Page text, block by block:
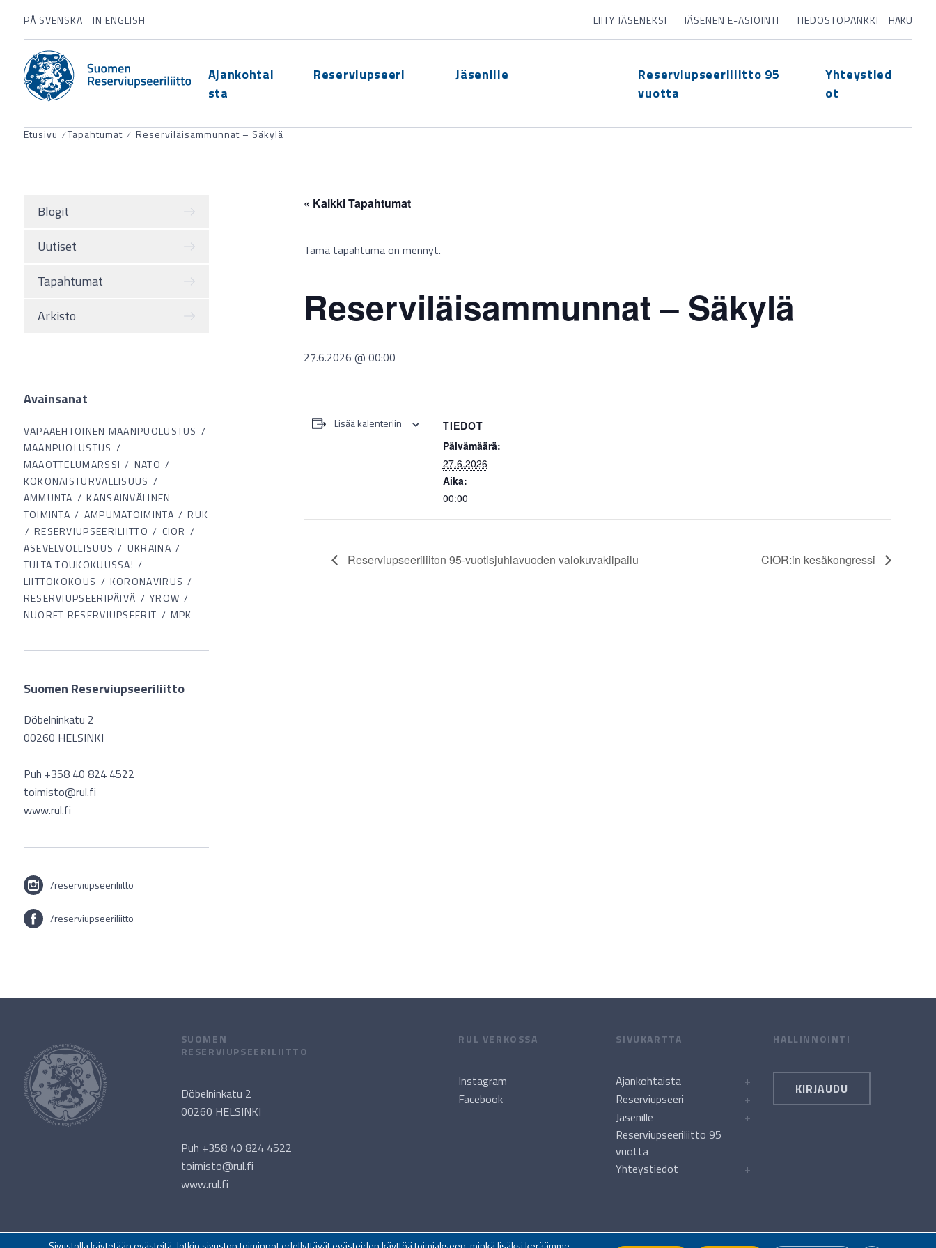
PÅ SVENSKA IN ENGLISH LIITY JÄSENEKSI JÄSENEN E-ASIOINTI TIEDOSTOPANKKI HAKU
Ajankohtai
sta
Reserviupseeri Jäsenille
Reserviupseeriliitto 95
vuotta
Yhteystied
ot
Etusivu ⁄Tapahtumat ⁄ Reserviläisammunnat – Säkylä
Blogit
Uutiset
Tapahtumat
Arkisto
Avainsanat
VAPAAEHTOINEN MAANPUOLUSTUS
MAANPUOLUSTUS
MAAOTTELUMARSSI
NATO
KOKONAISTURVALLISUUS
AMMUNTA
KANSAINVÄLINEN
TOIMINTA
AMPUMATOIMINTA
RUK
RESERVIUPSEERILIITTO
CIOR
ASEVELVOLLISUUS
UKRAINA
TULTA TOUKOKUUSSA!
LIITTOKOKOUS
KORONAVIRUS
RESERVIUPSEERIPÄIVÄ
YROW
NUORET RESERVIUPSEERIT
MPK
Suomen Reserviupseeriliitto
Döbelninkatu 2
00260 HELSINKI
Puh +358 40 824 4522
toimisto@rul.fi
www.rul.fi
/reserviupseeriliitto
/reserviupseeriliitto
« Kaikki Tapahtumat
Tämä tapahtuma on mennyt.
Reserviläisammunnat – Säkylä
27.6.2026 @ 00:00
Lisää kalenteriin
TIEDOT
Päivämäärä:
27.6.2026
Aika:
00:00
Reserviupseeriliiton 95-vuotisjuhlavuoden valokuvakilpailu CIOR:in kesäkongressi
SUOMEN
RESERVIUPSEERILIITTO
Döbelninkatu 2
00260 HELSINKI
Puh +358 40 824 4522
toimisto@rul.fi
www.rul.fi
RUL VERKOSSA
Instagram
Facebook
SIVUKARTTA
Ajankohtaista
+
Reserviupseeri
+
Jäsenille
+
Reserviupseeriliitto 95
vuotta
Yhteystiedot
+
HALLINNOINTI
KIRJAUDU